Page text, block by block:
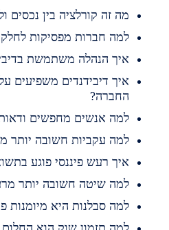
זה קורלציה בין נכסים ולמה
חברות מפסיקות לחלק דיבידנד?
הנהלה משתמשת בדיבידנד
דיבידנדים משפיעים על קצב
אנשים מחפשים ודאות במקום
עקביות חשובה יותר מכישרון
רעש פיננסי פוגע בתשואה?
שיטה חשובה יותר מרעיון טוב
סבלנות היא מיומנות פיננסית